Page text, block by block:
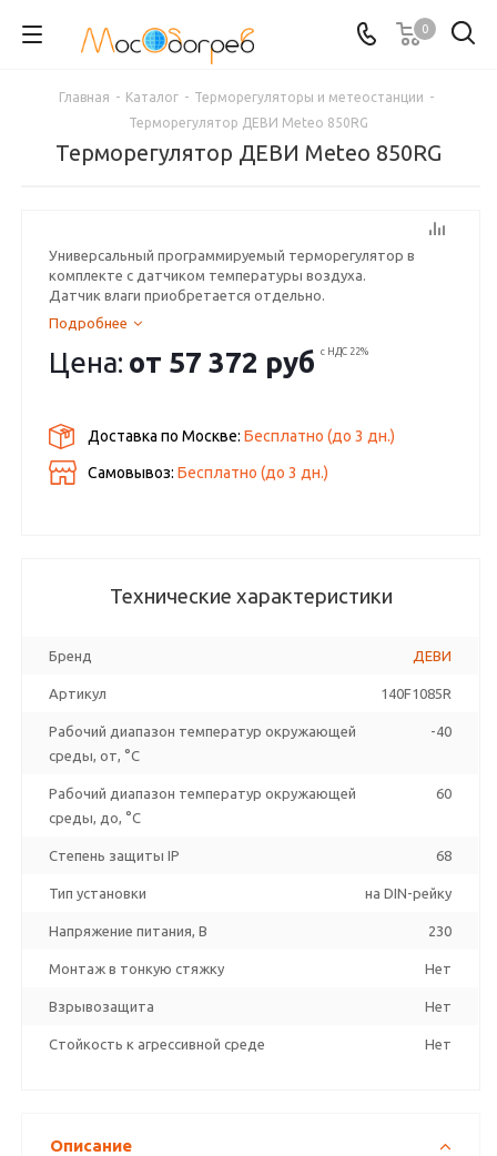
0
Главная - Каталог - Терморегуляторы и метеостанции -
Терморегулятор ДЕВИ Meteo 850RG
Терморегулятор ДЕВИ Meteo 850RG
Универсальный программируемый терморегулятор в
комплекте с датчиком температуры воздуха.
Датчик влаги приобретается отдельно.
Подробнее
Цена: от 57 372 руб с НДС 22%
Доставка по Москве:Бесплатно (до3 дн.)
Самовывоз:Бесплатно (до3 дн.)
Технические характеристики
Бренд ДЕВИ
Артикул 140F1085R
Рабочий диапазон температур окружающей
среды, от, °C
-40
Рабочий диапазон температур окружающей
среды, до, °C
60
Степень защиты IP 68
Тип установки на DIN-рейку
Напряжение питания, В 230
Монтаж в тонкую стяжку Нет
Взрывозащита Нет
Стойкость к агрессивной среде Нет
Описание